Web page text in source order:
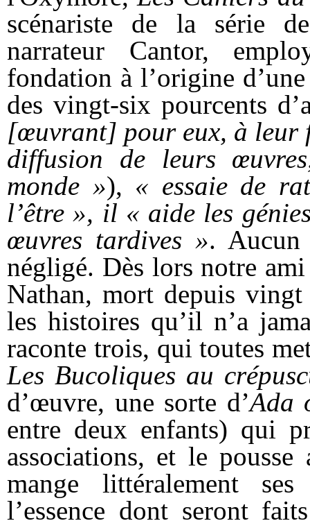
scénariste de la série
narrateur Cantor,
fondation à l’origine
des vingt-six pourcents
[œuvrant] pour eux, à leur
diffusion de leurs
monde »), « essaie de
l’être », il « aide les
œuvres tardives ». Aucun
négligé. Dès lors notre
Nathan, mort depuis
les histoires qu’il n’a
raconte trois, qui toutes
Les Bucoliques au
d’œuvre, une sorte d’Ada
entre deux enfants) qui
associations, et le
mange littéralement
l’essence dont seront